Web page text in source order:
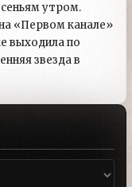
утром.
«Первом канале»
выходила по
звезда в